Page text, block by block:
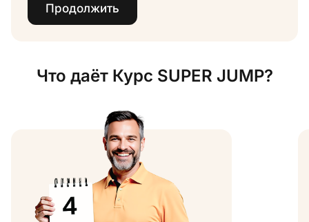
Продолжить
Что даёт Курс SUPER JUMP?